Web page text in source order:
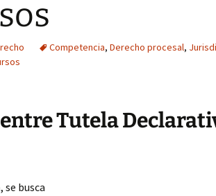
Competencia, Derecho procesal,
Tutela
, se busca